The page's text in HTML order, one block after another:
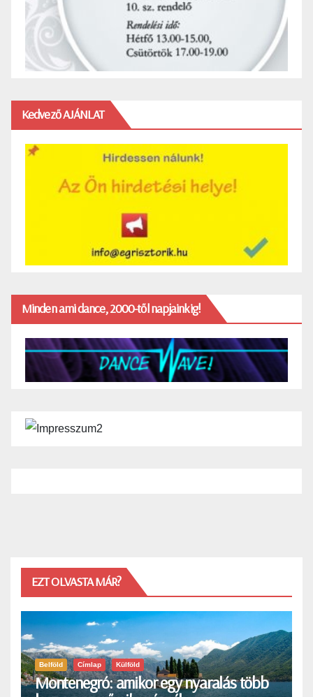
Kedvező AJÁNLAT
Minden ami dance, 2000-től napjainkig!
EZT OLVASTA MÁR?
Belföld Címlap Külföld
Montenegró: amikor egy nyaralás több